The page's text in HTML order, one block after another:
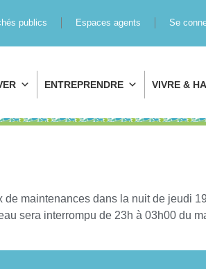
publics Espaces agents Se
ENTREPRENDRE VIVRE &
de maintenances dans la nuit de jeudi
sera interrompu de 23h à 03h00 du